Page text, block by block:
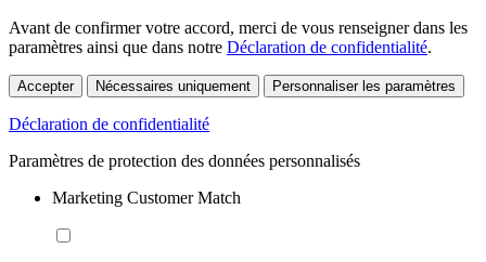
Avant de confirmer votre accord, merci de vous renseigner dans les
paramètres ainsi que dans notre Déclaration de confidentialité.
Accepter Nécessaires uniquement Personnaliser les paramètres
Déclaration de confidentialité
Paramètres de protection des données personnalisés
Marketing Customer Match